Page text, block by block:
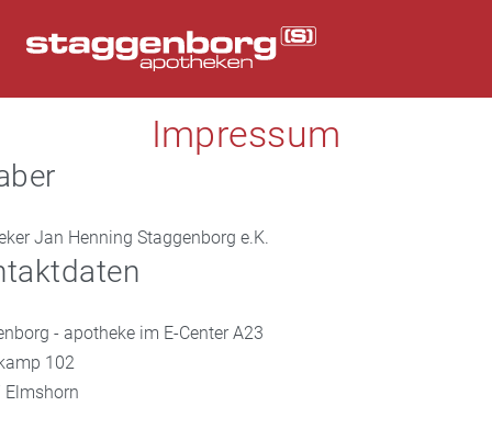
Impressum
Jan Henning Staggenborg e.K.
- apotheke im E-Center A23
102
Elmshorn